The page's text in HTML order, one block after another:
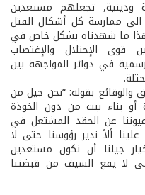
ودينية, تجعلهم مستعدين
الى ممارسة كل أشكال القتل
ما شهدناه بشكل خاص في
قوى الإحتلال والإغتصاب
في دوائر المواجهة بين
والوقائع بقوله: “نحن جيل من
بناء بيت من دون الخوذة
عن الحقد المشتعل في
ألاً ندير رؤوسنا حتى لا
جيلنا أن نكون مستعدين
لا يقع السيف من قبضتنا